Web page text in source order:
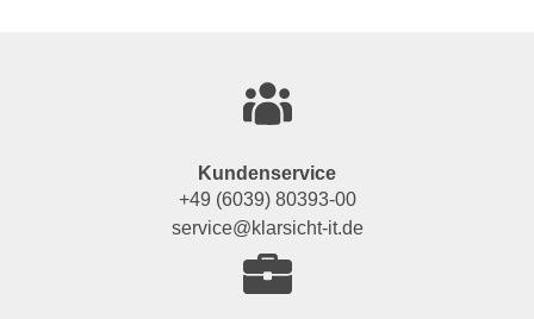
Kundenservice
+49 (6039) 80393-00
service@klarsicht-it.de